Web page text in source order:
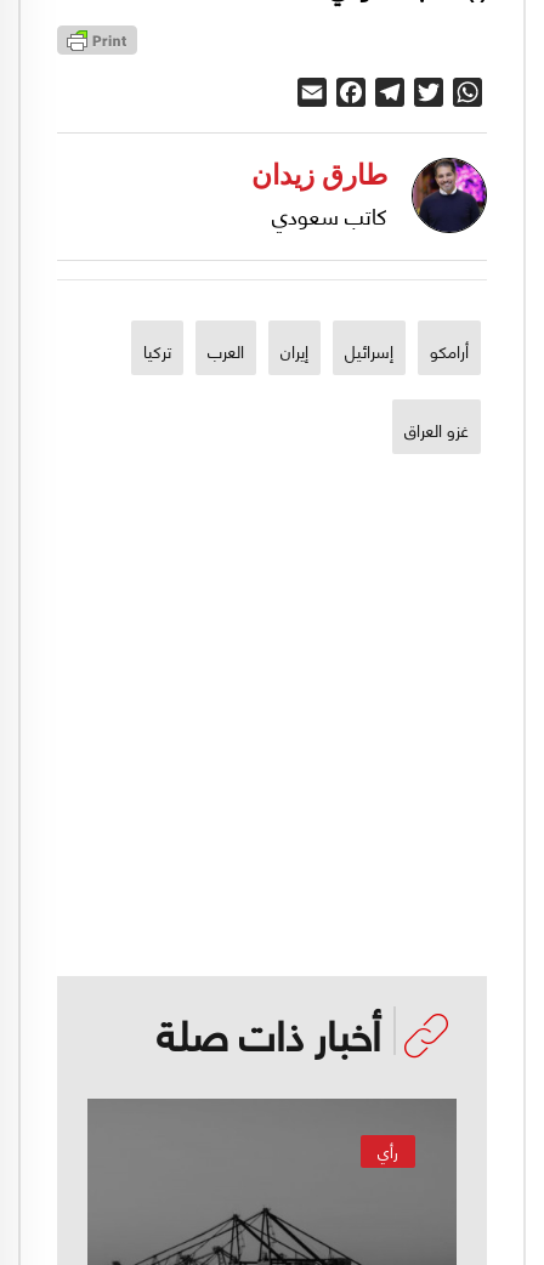
WhatsApp
Twitter
Telegram
Facebook
طارق زيدان
كاتب سعودي
أرامكو إسرائيل إيران العرب تركيا
غزو العراق
أخبار ذات صلة
رأي